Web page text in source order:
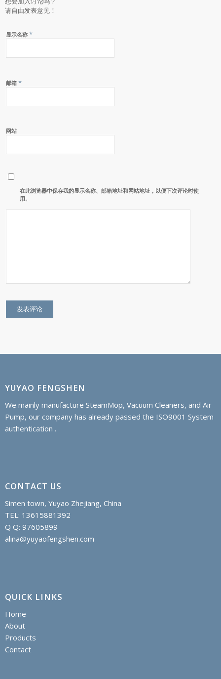
请自由发表意见！
显示名称 *
邮箱 *
网站
在此浏览器中保存我的显示名称、邮箱地址和网站地址，以便下次评论时使
用。
YUYAO FENGSHEN
We mainly manufacture SteamMop, Vacuum Cleaners, and Air
Pump, our company has already passed the ISO9001 System
authentication .
CONTACT US
Simen town, Yuyao Zhejiang, China
TEL: 13615881392
Q Q: 97605899
alina@yuyaofengshen.com
QUICK LINKS
Home
About
Products
Contact